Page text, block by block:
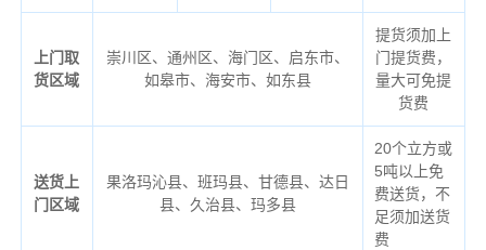
上门取
货区域
崇川区、通州区、海门区、启东市、
如皋市、海安市、如东县
提货须加上
门提货费，
量大可免提
货费
送货上
门区域
果洛玛沁县、班玛县、甘德县、达日
县、久治县、玛多县
20个立方或
5吨以上免
费送货，不
足须加送货
费